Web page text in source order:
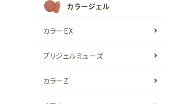
カラージェル
カラーEX
プリジェルミューズ
カラーZ